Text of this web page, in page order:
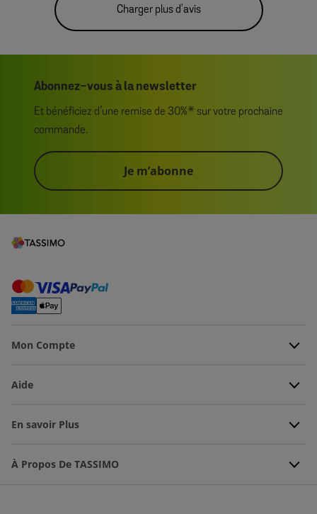
Charger plus d'avis
Abonnez-vous à la newsletter
Et bénéficiez d’une remise de 30%* sur votre prochaine
commande.
Je m’abonne
Mon Compte
Aide
En savoir Plus
À Propos De TASSIMO